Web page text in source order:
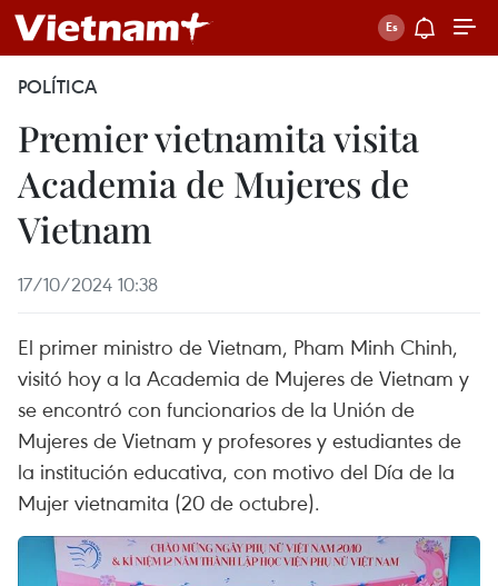
POLÍTICA
Premier vietnamita visita
Academia de Mujeres de
Vietnam
17/10/2024 10:38
El primer ministro de Vietnam, Pham Minh Chinh,
visitó hoy a la Academia de Mujeres de Vietnam y
se encontró con funcionarios de la Unión de
Mujeres de Vietnam y profesores y estudiantes de
la institución educativa, con motivo del Día de la
Mujer vietnamita (20 de octubre).